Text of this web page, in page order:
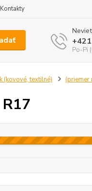
Kontakty
Po-Pi
(kovové, textilné) (priemer